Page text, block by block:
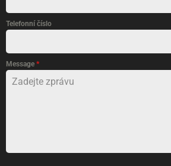
Telefonní číslo
Message *